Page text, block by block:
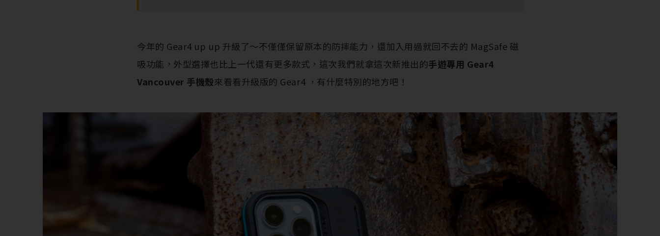
今年的 Gear4 up up 升級了～不僅僅保留原本的防摔能力，還加入用過就回不去的 MagSafe 磁
吸功能，外型選擇也比上一代還有更多款式，這次我們就拿這次新推出的手遊專用 Gear4
Vancouver 手機殼來看看升級版的 Gear4 ，有什麼特別的地方吧！